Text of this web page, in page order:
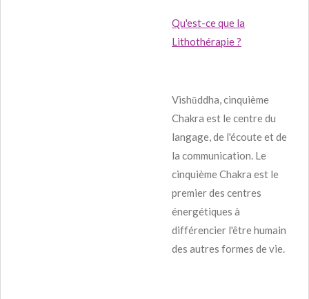
Qu'est-ce que la
Lithothérapie ?
Vishūddha, cinquième
Chakra est le centre du
langage, de l'écoute et de
la communication. Le
cinquième Chakra est le
premier des centres
énergétiques à
différencier l'être humain
des autres formes de vie.